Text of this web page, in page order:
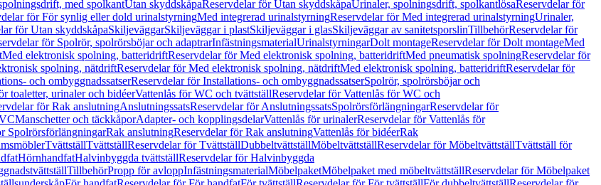
med spolkantUtan skyddskåpaReservdelar för Utan skyddskåpaUrinaler, spolningsdrift, spolkantlösaReservdelar för
för För synlig eller dold urinalstyrningMed integrerad urinalstyrningReservdelar för Med integrerad urinalstyrningUrinaler,
för Utan skyddskåpaSkiljeväggarSkiljeväggar i plastSkiljeväggar i glasSkiljeväggar av sanitetsporslinTillbehörReservdelar för
för Spolrör, spolrörsböjar och adaptrarInfästningsmaterialUrinalstyrningarDolt montageReservdelar för Dolt montageMed
Med elektronisk spolning, batteridriftReservdelar för Med elektronisk spolning, batteridriftMed pneumatisk spolningReservdelar för
spolning, nätdriftReservdelar för Med elektronisk spolning, nätdriftMed elektronisk spolning, batteridriftReservdelar för
och ombyggnadssatserReservdelar för Installations- och ombyggnadssatserSpolrör, spolrörsböjar och
toaletter, urinaler och bidéerVattenlås för WC och tvättställReservdelar för Vattenlås för WC och
för Rak anslutningAnslutningssatsReservdelar för AnslutningssatsSpolrörsförlängningarReservdelar för
Manschetter och täckkåporAdapter- och kopplingsdelarVattenlås för urinalerReservdelar för Vattenlås för
SpolrörsförlängningarRak anslutningReservdelar för Rak anslutningVattenlås för bidéerRak
TvättställTvättställReservdelar för TvättställDubbeltvättställMöbeltvättställReservdelar för MöbeltvättställTvättställ för
HörnhandfatHalvinbyggda tvättställReservdelar för Halvinbyggda
TillbehörPropp för avloppInfästningsmaterialMöbelpaketMöbelpaket med möbeltvättställReservdelar för Möbelpaket